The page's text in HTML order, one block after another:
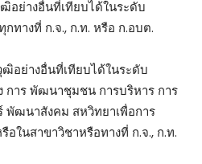
ย่างอื่นที่เทียบได้ในระดับ
ทางที่ ก.จ., ก.ท. หรือ ก.อบต.
อย่างอื่นที่เทียบได้ในระดับ
การ พัฒนาชุมชน การบริหาร การ
พัฒนาสังคม สหวิทยาเพื่อการ
ในสาขาวิชาหรือทางที่ ก.จ., ก.ท.